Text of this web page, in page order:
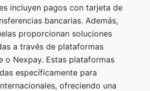
incluyen pagos con tarjeta de
bancarias. Además,
proporcionan soluciones
a través de plataformas
o Nexpay. Estas plataformas
específicamente para
ofreciendo una